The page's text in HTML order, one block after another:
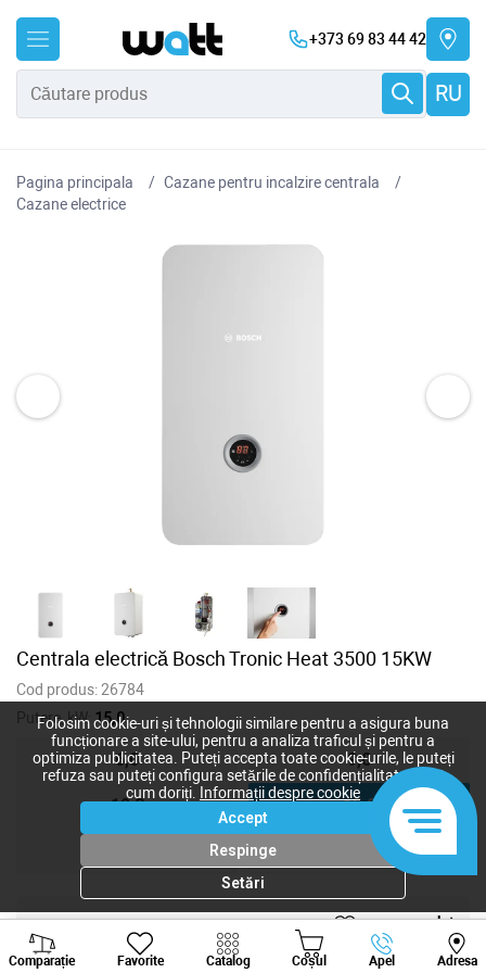
+373 69 83 44 42
RU
Pagina principala
Cazane pentru incalzire centrala
Cazane electrice
Centrala electrică Bosch Tronic Heat 3500 15KW
Cod produs:26784
Putere, kW: 15,0
6,0 9,0
12,0 15,0
24,0
22 770
20 700 lei +
Comparație Favorite Catalog Coșul Apel Adresa
Viber Whatsapp
Folosim cookie-uri și tehnologii similare pentru a asigura buna
funcționare a site-ului, pentru a analiza traficul și pentru a
optimiza publicitatea. Puteți accepta toate cookie-urile, le puteți
refuza sau puteți configura setările de confidențialitate după
cum doriți.
Informații despre cookie
Accept
Respinge
Setări